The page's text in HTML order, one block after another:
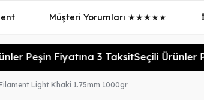
Müşteri Yorumları ★★★★★
Peşin Fiyatına 3 TaksitSeçili Ürünler
Filament Light Khaki 1.75mm 1000gr